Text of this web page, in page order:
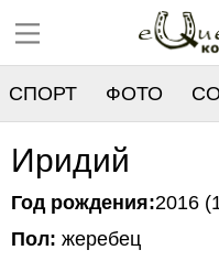
СПОРТ ФОТО
РЕЕСТР
Иридий
Год рождения:2016
Пол: жеребец